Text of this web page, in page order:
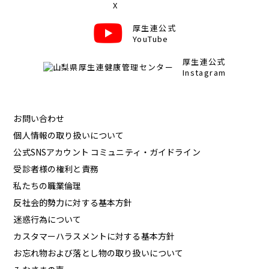
X
厚生連公式
YouTube
厚生連公式
Instagram
お問い合わせ
個人情報の取り扱いについて
公式SNSアカウント コミュニティ・ガイドライン
受診者様の権利と責務
私たちの職業倫理
反社会的勢力に対する基本方針
迷惑行為について
カスタマーハラスメントに対する基本方針
お忘れ物および落とし物の取り扱いについて